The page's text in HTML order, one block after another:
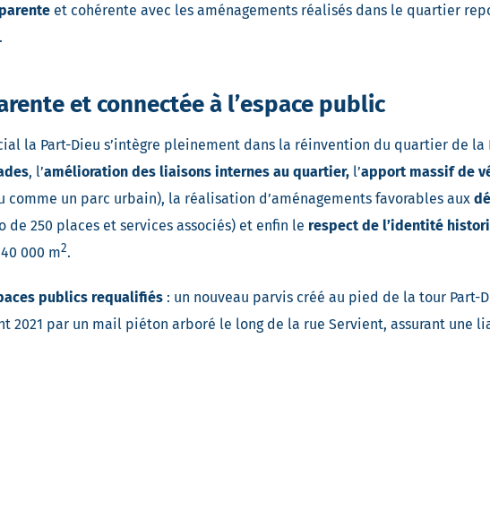
et cohérente avec les aménagements réalisés dans le quartier
et connectée à l’espace public
la Part-Dieu s’intègre pleinement dans la réinvention du quartier de la
, l’amélioration des liaisons internes au quartier, l’apport massif de
comme un parc urbain), la réalisation d’aménagements favorables aux
250 places et services associés) et enfin le respect de l’identité
000 m2.
publics requalifiés : un nouveau parvis créé au pied de la tour Part-
2021 par un mail piéton arboré le long de la rue Servient, assurant une